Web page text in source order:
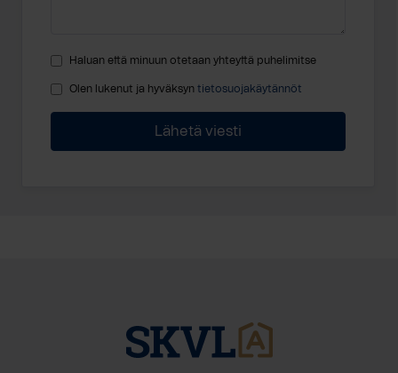
Haluan että minuun otetaan yhteyttä puhelimitse
Olen lukenut ja hyväksyn tietosuojakäytännöt